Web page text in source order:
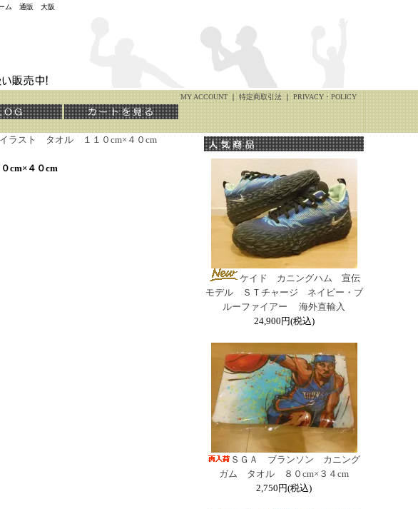
ーム 通販 大阪
MY ACCOUNT｜特定商取引法｜PRIVACY・POLICY
ケイド カニングハム 宣伝
モデル ＳＴチャージ ネイビー・ブ
ルーファイアー 海外直輸入
24,900円(税込)
ＳＧＡ ブランソン カニング
ガム タオル ８０cm×３４cm
2,750円(税込)
スト タオル １１０cm×４０cm
cm×４０cm